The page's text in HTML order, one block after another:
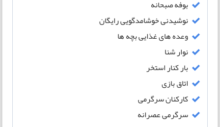
بوفه صبحانه
نوشیدنی خوشامدگویی رایگان
وعده های غذایی بچه ها
نوار شنا
بار کنار استخر
اتاق بازی
کارکنان سرگرمی
سرگرمی عصرانه